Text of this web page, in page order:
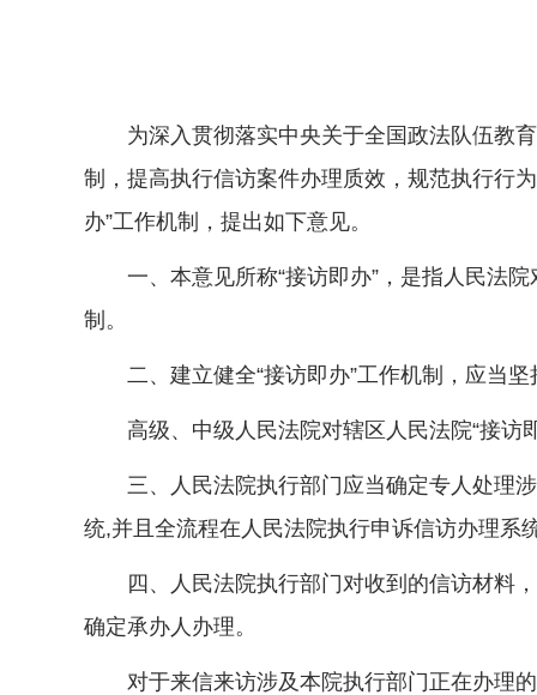
为深入贯彻落实中央关于全国政法队伍教育
制，提高执行信访案件办理质效，规范执行行
办”工作机制，提出如下意见。
一、本意见所称“接访即办”，是指人民法院
制。
二、建立健全“接访即办”工作机制，应当坚
高级、中级人民法院对辖区人民法院“接访
三、人民法院执行部门应当确定专人处理涉
统,并且全流程在人民法院执行申诉信访办理系
四、人民法院执行部门对收到的信访材料，
确定承办人办理。
对于来信来访涉及本院执行部门正在办理的